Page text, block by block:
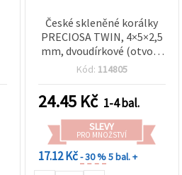
České skleněné korálky
PRECIOSA TWIN, 4×5×2,5
mm, dvoudírkové (otvory
1 mm), neprůhledná
(±130 ks)
Kód: 114805
24.45 Kč 1-4 bal.
SLEVY
PRO MNOŽSTVÍ
17.12 Kč- 30 %5 bal. +